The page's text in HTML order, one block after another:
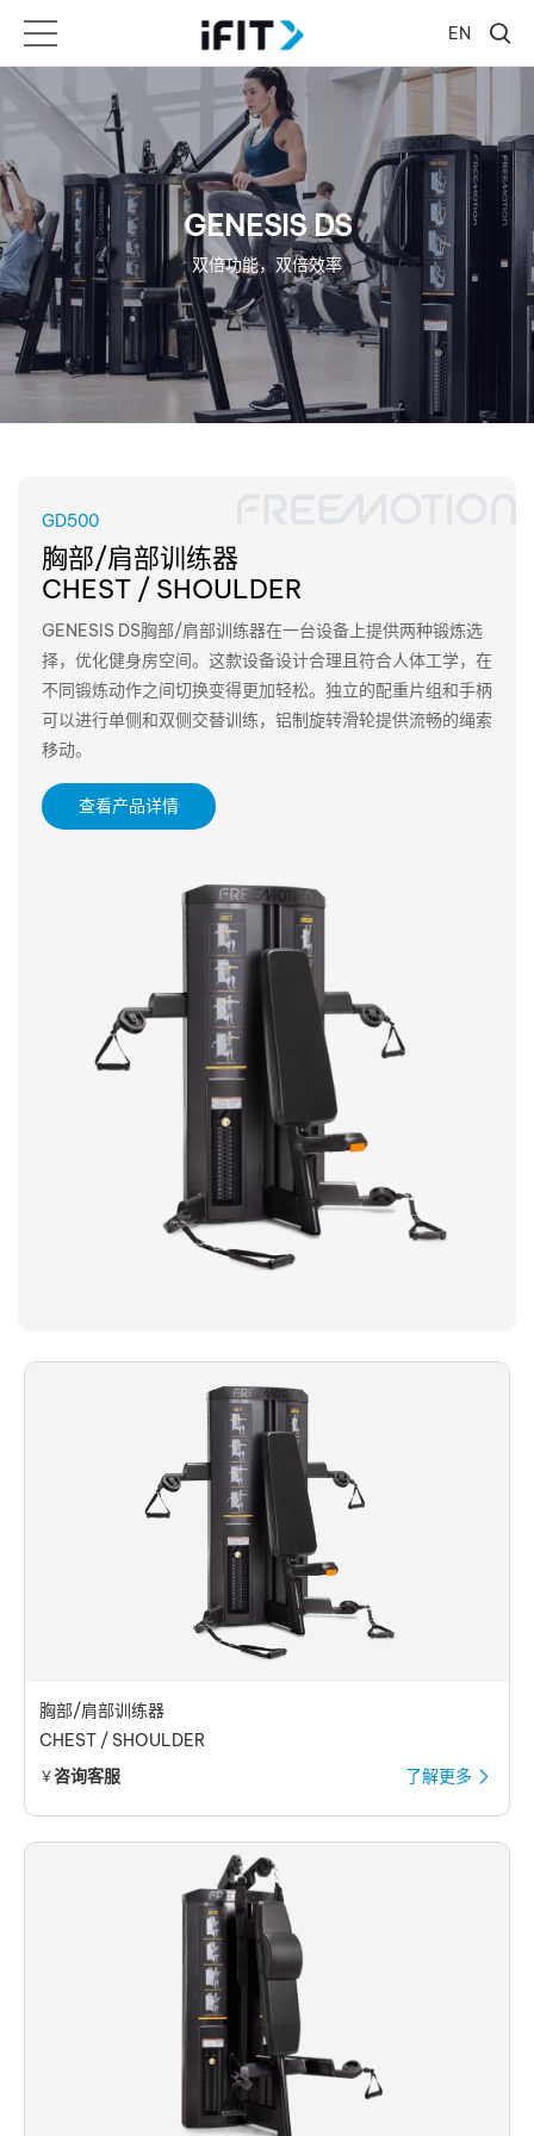
EN
GENESIS DS
双倍功能，双倍效率
GD500
胸部/肩部训练器
CHEST / SHOULDER
GENESIS DS胸部/肩部训练器在一台设备上提供两种锻炼选
择，优化健身房空间。这歀设备设计合理且符合人体工学，在
不同锻炼动作之间切换变得更加轻松。独立的配重片组和手柄
可以进行单侧和双侧交替训练，铝制旋转滑轮提供流畅的绳索
移动。
查看产品详情
胸部/肩部训练器
CHEST / SHOULDER
￥咨询客服 了解更多